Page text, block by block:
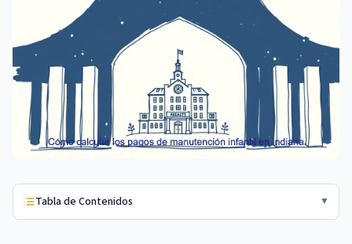
Tabla de Contenidos ▼